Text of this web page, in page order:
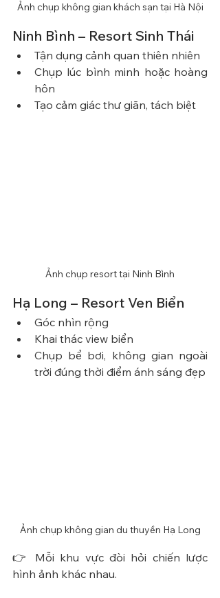
Ảnh chụp không gian khách sạn tại Hà Nội
Ninh Bình – Resort Sinh Thái
Tận dụng cảnh quan thiên nhiên
Chụp lúc bình minh hoặc hoàng
hôn
Tạo cảm giác thư giãn, tách biệt
Ảnh chụp resort tại Ninh Bình
Hạ Long – Resort Ven Biển
Góc nhìn rộng
Khai thác view biển
Chụp bể bơi, không gian ngoài
trời đúng thời điểm ánh sáng đẹp
Ảnh chụp không gian du thuyền Hạ Long
👉 Mỗi khu vực đòi hỏi chiến lược
hình ảnh khác nhau.